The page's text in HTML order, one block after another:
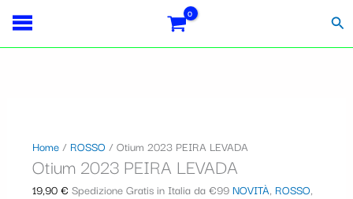
contenuto
Home/ ROSSO / Otium 2023 PEIRA LEVADA
Otium 2023 PEIRA LEVADA
19,90€ Spedizione Gratis in Italia da €99NOVITÀ, ROSSO,
S
fiscale:
Carrello: